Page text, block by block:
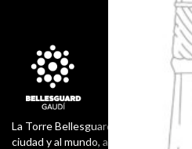
La Torre Bellesguard es un nuevo
ciudad y al mundo, al turismo pero